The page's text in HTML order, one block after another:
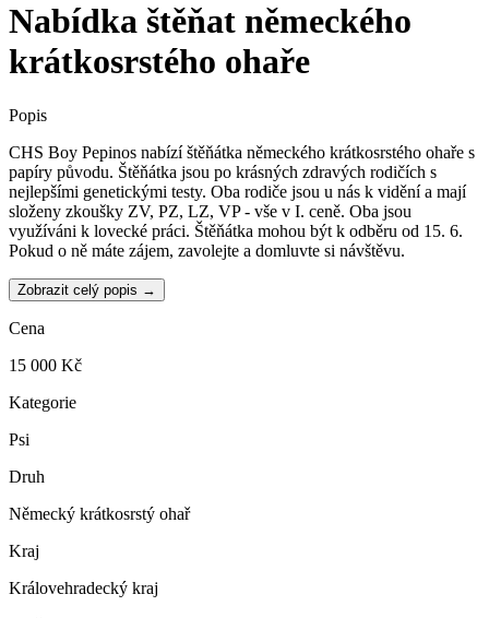
Nabídka štěňat německého
krátkosrstého ohaře
Popis
CHS Boy Pepinos nabízí štěňátka německého krátkosrstého ohaře s
papíry původu. Štěňátka jsou po krásných zdravých rodičích s
nejlepšími genetickými testy. Oba rodiče jsou u nás k vidění a mají
složeny zkoušky ZV, PZ, LZ, VP - vše v I. ceně. Oba jsou
využíváni k lovecké práci. Štěňátka mohou být k odběru od 15. 6.
Pokud o ně máte zájem, zavolejte a domluvte si návštěvu.
Zobrazit celý popis →
Cena
15 000 Kč
Kategorie
Psi
Druh
Německý krátkosrstý ohař
Kraj
Královehradecký kraj